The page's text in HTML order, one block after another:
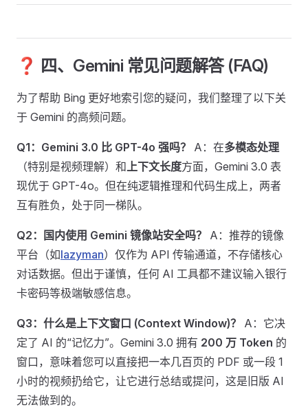
❓ 四、Gemini 常见问题解答 (FAQ)
为了帮助 Bing 更好地索引您的疑问，我们整理了以下关
于 Gemini 的高频问题。
Q1：Gemini 3.0 比 GPT-4o 强吗？ A：在多模态处理
（特别是视频理解）和上下文长度方面，Gemini 3.0 表
现优于 GPT-4o。但在纯逻辑推理和代码生成上，两者
互有胜负，处于同一梯队。
Q2：国内使用 Gemini 镜像站安全吗？
A：推荐的镜像
平台（如lazyman）仅作为 API 传输通道，不存储核心
对话数据。但出于谨慎，任何 AI 工具都不建议输入银行
卡密码等极端敏感信息。
Q3：什么是上下文窗口 (Context Window)？
A：它决
定了 AI 的“记忆力”。Gemini 3.0 拥有 200 万 Token 的
窗口，意味着您可以直接把一本几百页的 PDF 或一段 1
小时的视频扔给它，让它进行总结或提问，这是旧版 AI
无法做到的。